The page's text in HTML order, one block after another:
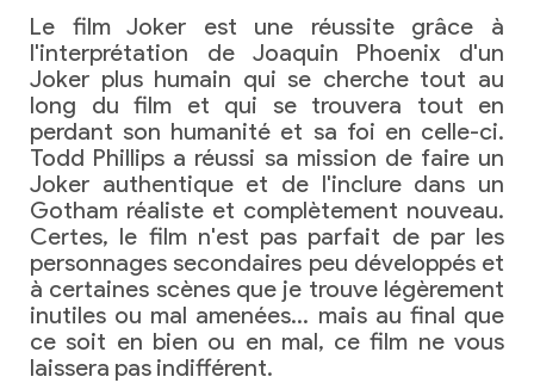
Le film Joker est une réussite grâce à
l'interprétation de Joaquin Phoenix d'un
Joker plus humain qui se cherche tout au
long du film et qui se trouvera tout en
perdant son humanité et sa foi en celle-ci.
Todd Phillips a réussi sa mission de faire un
Joker authentique et de l'inclure dans un
Gotham réaliste et complètement nouveau.
Certes, le film n'est pas parfait de par les
personnages secondaires peu développés et
à certaines scènes que je trouve légèrement
inutiles ou mal amenées… mais au final que
ce soit en bien ou en mal, ce film ne vous
laissera pas indifférent.